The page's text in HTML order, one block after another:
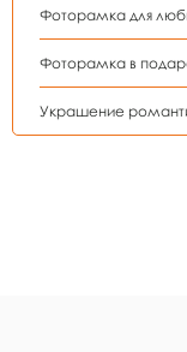
Фоторамка для
Фоторамка в
Украшение